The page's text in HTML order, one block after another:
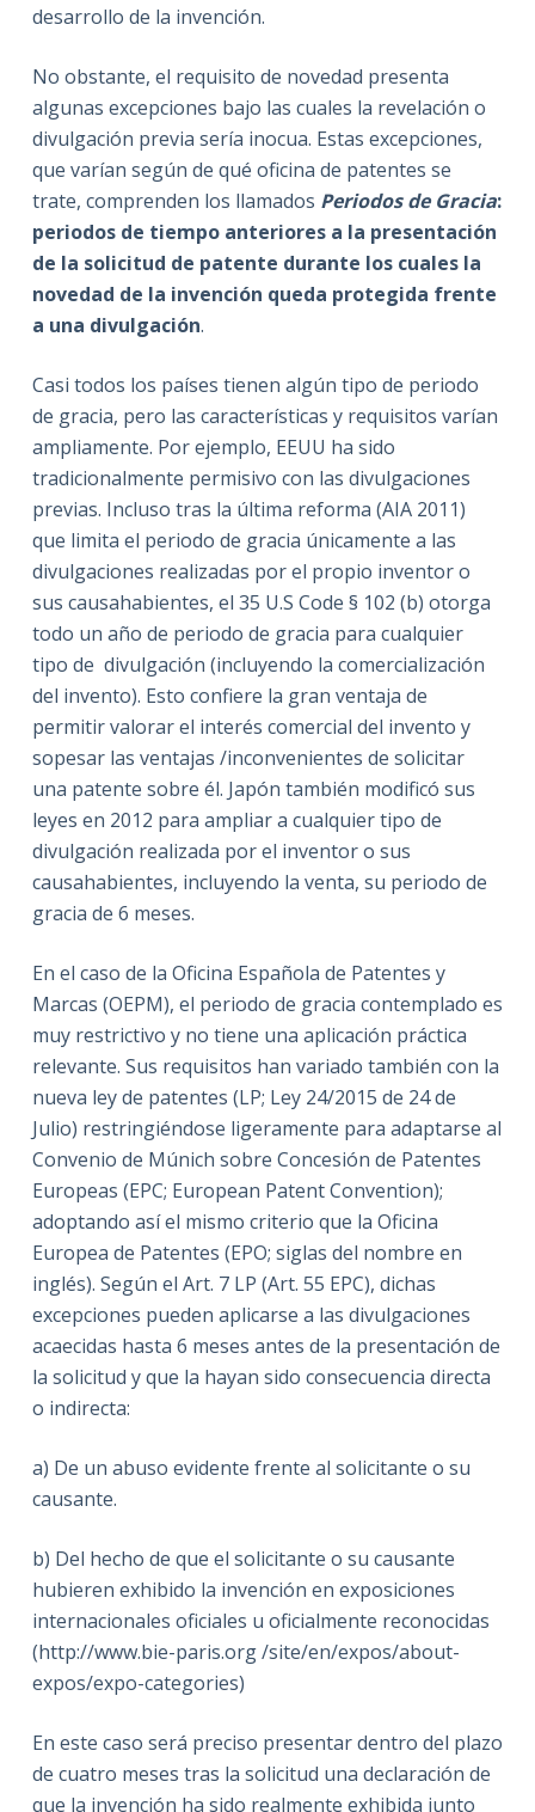
desarrollo de la invención.
No obstante, el requisito de novedad presenta
algunas excepciones bajo las cuales la revelación o
divulgación previa sería inocua. Estas excepciones,
que varían según de qué oficina de patentes se
trate, comprenden los llamados Periodos de Gracia:
periodos de tiempo anteriores a la presentación
de la solicitud de patente durante los cuales la
novedad de la invención queda protegida frente
a una divulgación.
Casi todos los países tienen algún tipo de periodo
de gracia, pero las características y requisitos varían
ampliamente. Por ejemplo, EEUU ha sido
tradicionalmente permisivo con las divulgaciones
previas. Incluso tras la última reforma (AIA 2011)
que limita el periodo de gracia únicamente a las
divulgaciones realizadas por el propio inventor o
sus causahabientes, el 35 U.S Code § 102 (b) otorga
todo un año de periodo de gracia para cualquier
tipo de divulgación (incluyendo la comercialización
del invento). Esto confiere la gran ventaja de
permitir valorar el interés comercial del invento y
sopesar las ventajas /inconvenientes de solicitar
una patente sobre él. Japón también modificó sus
leyes en 2012 para ampliar a cualquier tipo de
divulgación realizada por el inventor o sus
causahabientes, incluyendo la venta, su periodo de
gracia de 6 meses.
En el caso de la Oficina Española de Patentes y
Marcas (OEPM), el periodo de gracia contemplado es
muy restrictivo y no tiene una aplicación práctica
relevante. Sus requisitos han variado también con la
nueva ley de patentes (LP; Ley 24/2015 de 24 de
Julio) restringiéndose ligeramente para adaptarse al
Convenio de Múnich sobre Concesión de Patentes
Europeas (EPC; European Patent Convention);
adoptando así el mismo criterio que la Oficina
Europea de Patentes (EPO; siglas del nombre en
inglés). Según el Art. 7 LP (Art. 55 EPC), dichas
excepciones pueden aplicarse a las divulgaciones
acaecidas hasta 6 meses antes de la presentación de
la solicitud y que la hayan sido consecuencia directa
o indirecta:
a) De un abuso evidente frente al solicitante o su
causante.
b) Del hecho de que el solicitante o su causante
hubieren exhibido la invención en exposiciones
internacionales oficiales u oficialmente reconocidas
(http://www.bie-paris.org /site/en/expos/about-
expos/expo-categories)
En este caso será preciso presentar dentro del plazo
de cuatro meses tras la solicitud una declaración de
que la invención ha sido realmente exhibida junto